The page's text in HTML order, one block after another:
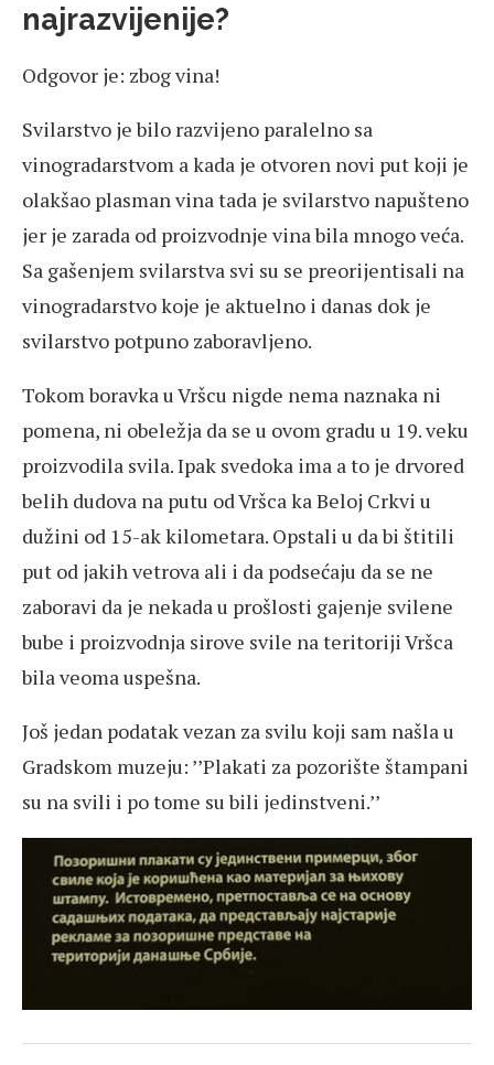
najrazvijenije?
Odgovor je: zbog vina!
Svilarstvo je bilo razvijeno paralelno sa
vinogradarstvom a kada je otvoren novi put koji je
olakšao plasman vina tada je svilarstvo napušteno
jer je zarada od proizvodnje vina bila mnogo veća.
Sa gašenjem svilarstva svi su se preorijentisali na
vinogradarstvo koje je aktuelno i danas dok je
svilarstvo potpuno zaboravljeno.
Tokom boravka u Vršcu nigde nema naznaka ni
pomena, ni obeležja da se u ovom gradu u 19. veku
proizvodila svila. Ipak svedoka ima a to je drvored
belih dudova na putu od Vršca ka Beloj Crkvi u
dužini od 15-ak kilometara. Opstali u da bi štitili
put od jakih vetrova ali i da podsećaju da se ne
zaboravi da je nekada u prošlosti gajenje svilene
bube i proizvodnja sirove svile na teritoriji Vršca
bila veoma uspešna.
Još jedan podatak vezan za svilu koji sam našla u
Gradskom muzeju: ’’Plakati za pozorište štampani
su na svili i po tome su bili jedinstveni.’’